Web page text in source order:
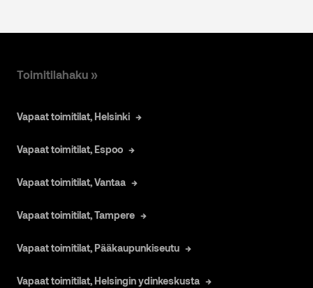
Toimitilahaku »
Vapaat toimitilat, Helsinki
Vapaat toimitilat, Espoo
Vapaat toimitilat, Vantaa
Vapaat toimitilat, Tampere
Vapaat toimitilat, Pääkaupunkiseutu
Vapaat toimitilat, Helsingin ydinkeskusta